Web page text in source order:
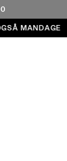
— også
MANDAGE